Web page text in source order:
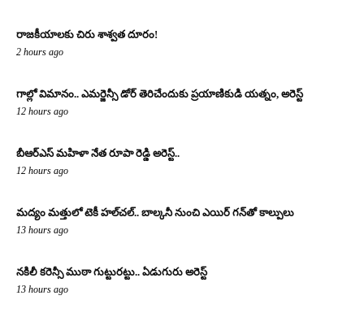
రాజకీయాలకు చిరు శాశ్వత దూరం!
2 hours ago
గాల్లో విమానం.. ఎమర్జెన్సీ డోర్ తెరిచేందుకు ప్రయాణికుడి యత్నం, అరెస్ట్
12 hours ago
బీఆర్ఎస్ మహిళా నేత రూపా రెడ్డి అరెస్ట్..
12 hours ago
మద్యం మత్తులో టెకీ హల్‌చల్.. బాల్కనీ నుంచి ఎయిర్ గన్‌తో కాల్పులు
13 hours ago
నకిలీ కరెన్సీ ముఠా గుట్టురట్టు.. ఏడుగురు అరెస్ట్
13 hours ago